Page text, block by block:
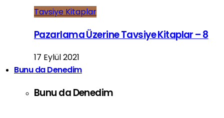
Tavsiye Kitaplar
Pazarlama Üzerine Tavsiye Kitaplar – 8
17 Eylül 2021
Bunu da Denedim
Bunu da Denedim